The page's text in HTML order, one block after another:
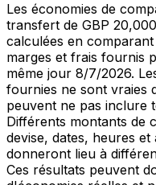
Les économies de
transfert de GBP
calculées en
marges et frais fournis
même jour 8/7/2026.
fournies ne sont vraies
peuvent ne pas inclure
Différents montants de
devise, dates, heures
donneront lieu à
Ces résultats peuvent